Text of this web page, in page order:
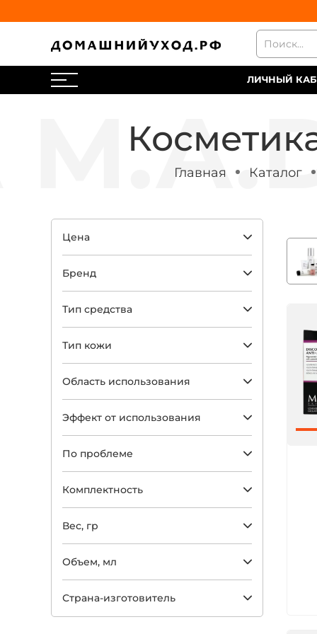
ЛИЧНЫЙ
Главная Каталог
Цена
Бренд
Тип средства
Тип кожи
Область использования
Эффект от использования
По проблеме
Комплектность
Вес, гр
Объем, мл
Страна-изготовитель